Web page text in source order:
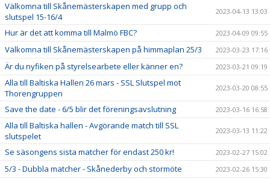
Välkomna till Skånemästerskapen med grupp och
slutspel 15-16/4
2023-04-13 13:03
Hur är det att komma till Malmö FBC? 2023-04-09 09:55
Välkomna till Skånemästerskapen på himmaplan 25/3 2023-03-23 17:16
Är du nyfiken på styrelsearbete eller känner en? 2023-03-21 09:19
Alla till Baltiska Hallen 26 mars - SSL Slutspel mot
Thorengruppen
2023-03-20 08:55
Save the date - 6/5 blir det föreningsavslutning 2023-03-16 16:58
Alla till Baltiska hallen - Avgörande match till SSL
slutspelet
2023-03-13 11:22
Se säsongens sista matcher för endast 250 kr! 2023-02-27 15:02
5/3 - Dubbla matcher - Skånederby och stormöte 2023-02-26 15:30